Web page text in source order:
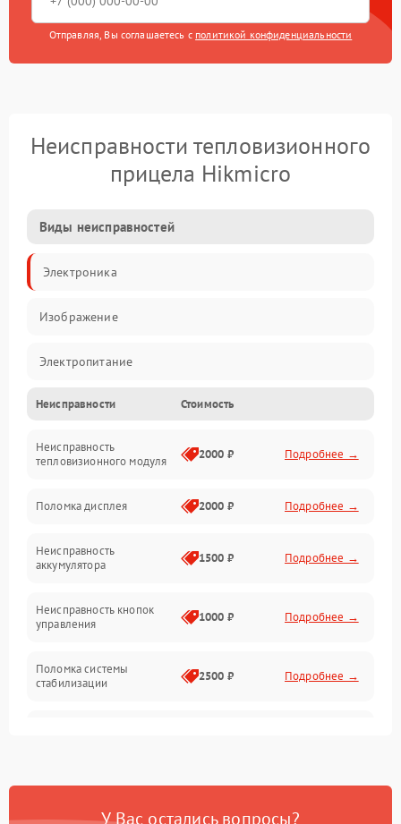
Отправляя, Вы соглашаетесь с политикой конфиденциальности
Неисправности тепловизионного
прицела Hikmicro
Виды неисправностей
Электроника
Изображение
Электропитание
Измерения
Матрица
Неисправности Стоимость
Неисправность
тепловизионного модуля
2000 ₽ Подробнее →
Поломка дисплея 2000 ₽ Подробнее →
Неисправность
аккумулятора
1500 ₽ Подробнее →
Неисправность кнопок
управления
1000 ₽ Подробнее →
Поломка системы
стабилизации
2500 ₽ Подробнее →
Неисправность системы
У Вас остались вопросы?